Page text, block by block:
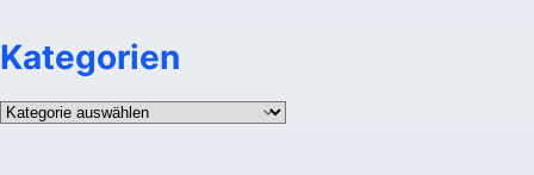
Kategorien
Kategorien